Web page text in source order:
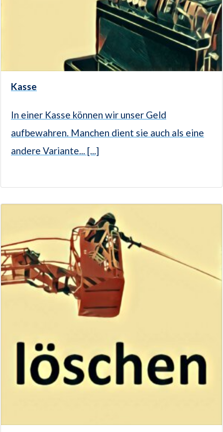
Kasse
In einer Kasse können wir unser Geld
aufbewahren. Manchen dient sie auch als eine
andere Variante... [...]